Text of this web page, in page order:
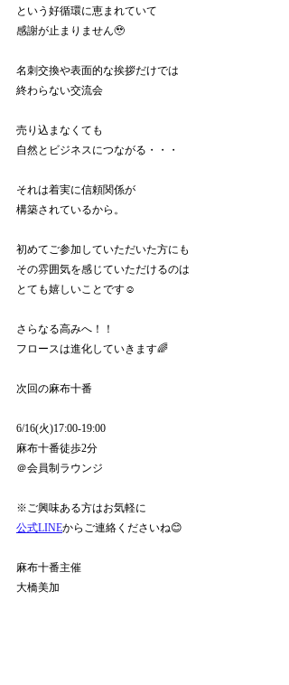
という好循環に恵まれていて
感謝が止まりません🥹
名刺交換や表面的な挨拶だけでは
終わらない交流会
売り込まなくても
自然とビジネスにつながる・・・
それは着実に信頼関係が
構築されているから。
初めてご参加していただいた方にも
その雰囲気を感じていただけるのは
とても嬉しいことです☺️
さらなる高みへ！！
フロースは進化していきます🌈
次回の麻布十番
6/16(火)17:00-19:00
麻布十番徒歩2分
＠会員制ラウンジ
※ご興味ある方はお気軽に
公式LINEからご連絡くださいね😊
麻布十番主催
大橋美加